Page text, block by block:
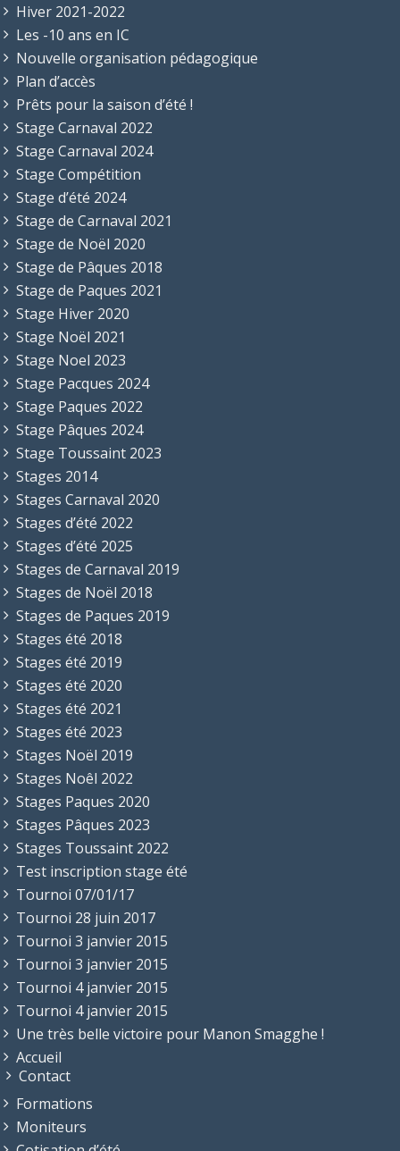
Hiver 2021-2022
Les -10 ans en IC
Nouvelle organisation pédagogique
Plan d’accès
Prêts pour la saison d’été !
Stage Carnaval 2022
Stage Carnaval 2024
Stage Compétition
Stage d’été 2024
Stage de Carnaval 2021
Stage de Noël 2020
Stage de Pâques 2018
Stage de Paques 2021
Stage Hiver 2020
Stage Noël 2021
Stage Noel 2023
Stage Pacques 2024
Stage Paques 2022
Stage Pâques 2024
Stage Toussaint 2023
Stages 2014
Stages Carnaval 2020
Stages d’été 2022
Stages d’été 2025
Stages de Carnaval 2019
Stages de Noël 2018
Stages de Paques 2019
Stages été 2018
Stages été 2019
Stages été 2020
Stages été 2021
Stages été 2023
Stages Noël 2019
Stages Noêl 2022
Stages Paques 2020
Stages Pâques 2023
Stages Toussaint 2022
Test inscription stage été
Tournoi 07/01/17
Tournoi 28 juin 2017
Tournoi 3 janvier 2015
Tournoi 3 janvier 2015
Tournoi 4 janvier 2015
Tournoi 4 janvier 2015
Une très belle victoire pour Manon Smagghe !
Accueil
Contact
Formations
Moniteurs